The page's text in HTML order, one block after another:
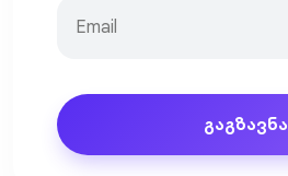
გაგზავნა